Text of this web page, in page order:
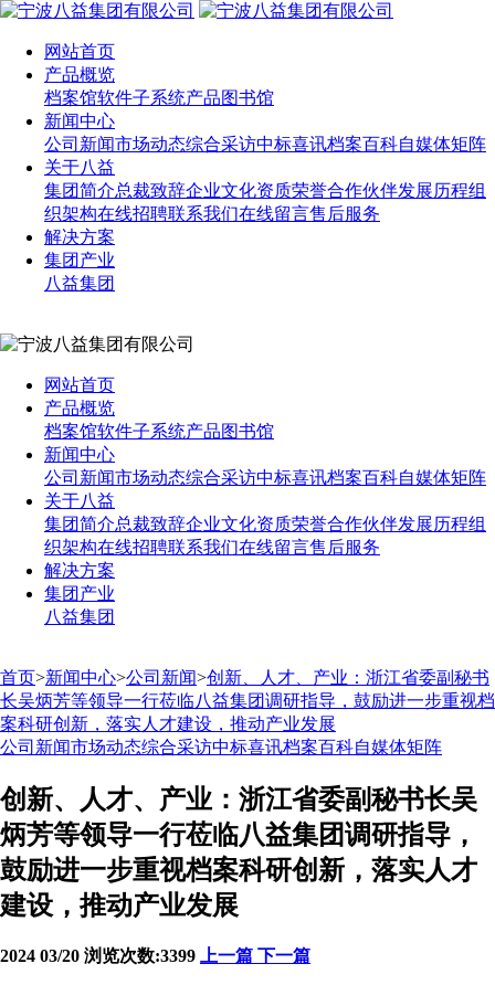
网站首页
产品概览
档案馆软件子系统产品图书馆
新闻中心
公司新闻市场动态综合采访中标喜讯档案百科自媒体矩阵
关于八益
集团简介总裁致辞企业文化资质荣誉合作伙伴发展历程组
织架构在线招聘联系我们在线留言售后服务
解决方案
集团产业
八益集团
网站首页
产品概览
档案馆软件子系统产品图书馆
新闻中心
公司新闻市场动态综合采访中标喜讯档案百科自媒体矩阵
关于八益
集团简介总裁致辞企业文化资质荣誉合作伙伴发展历程组
织架构在线招聘联系我们在线留言售后服务
解决方案
集团产业
八益集团
首页>新闻中心>公司新闻>创新、人才、产业：浙江省委副秘书
长吴炳芳等领导一行莅临八益集团调研指导，鼓励进一步重视档
案科研创新，落实人才建设，推动产业发展
公司新闻市场动态综合采访中标喜讯档案百科自媒体矩阵
创新、人才、产业：浙江省委副秘书长吴
炳芳等领导一行莅临八益集团调研指导，
鼓励进一步重视档案科研创新，落实人才
建设，推动产业发展
2024 03/20 浏览次数:3399 上一篇 下一篇